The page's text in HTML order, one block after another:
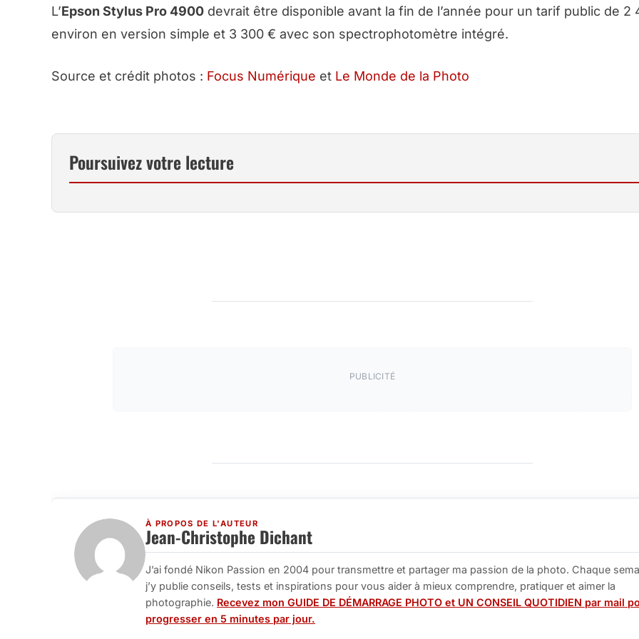
L’Epson Stylus Pro 4900 devrait être disponible avant la fin de l’année pour un tarif public de 2
environ en version simple et 3 300 € avec son spectrophotomètre intégré.
Source et crédit photos : Focus Numérique et Le Monde de la Photo
Poursuivez votre lecture
PUBLICITÉ
À PROPOS DE L'AUTEUR
Jean-Christophe Dichant
J’ai fondé Nikon Passion en 2004 pour transmettre et partager ma passion de la photo. Chaque
j’y publie conseils, tests et inspirations pour vous aider à mieux comprendre, pratiquer et aimer la
photographie. Recevez mon GUIDE DE DÉMARRAGE PHOTO et UN CONSEIL QUOTIDIEN par mail
progresser en 5 minutes par jour.